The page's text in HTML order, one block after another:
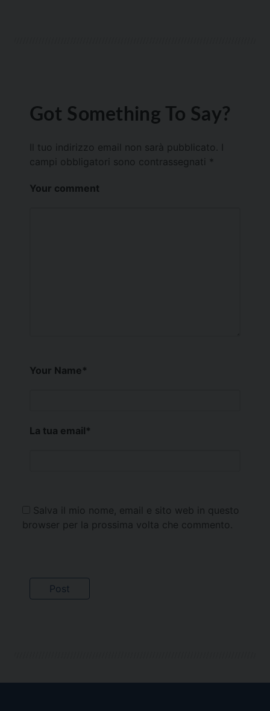
Got Something To Say?
Il tuo indirizzo email non sarà pubblicato.
campi obbligatori sono contrassegnati *
Your comment
Your Name*
La tua email*
Salva il mio nome, email e sito web in questo
browser per la prossima volta che commento.